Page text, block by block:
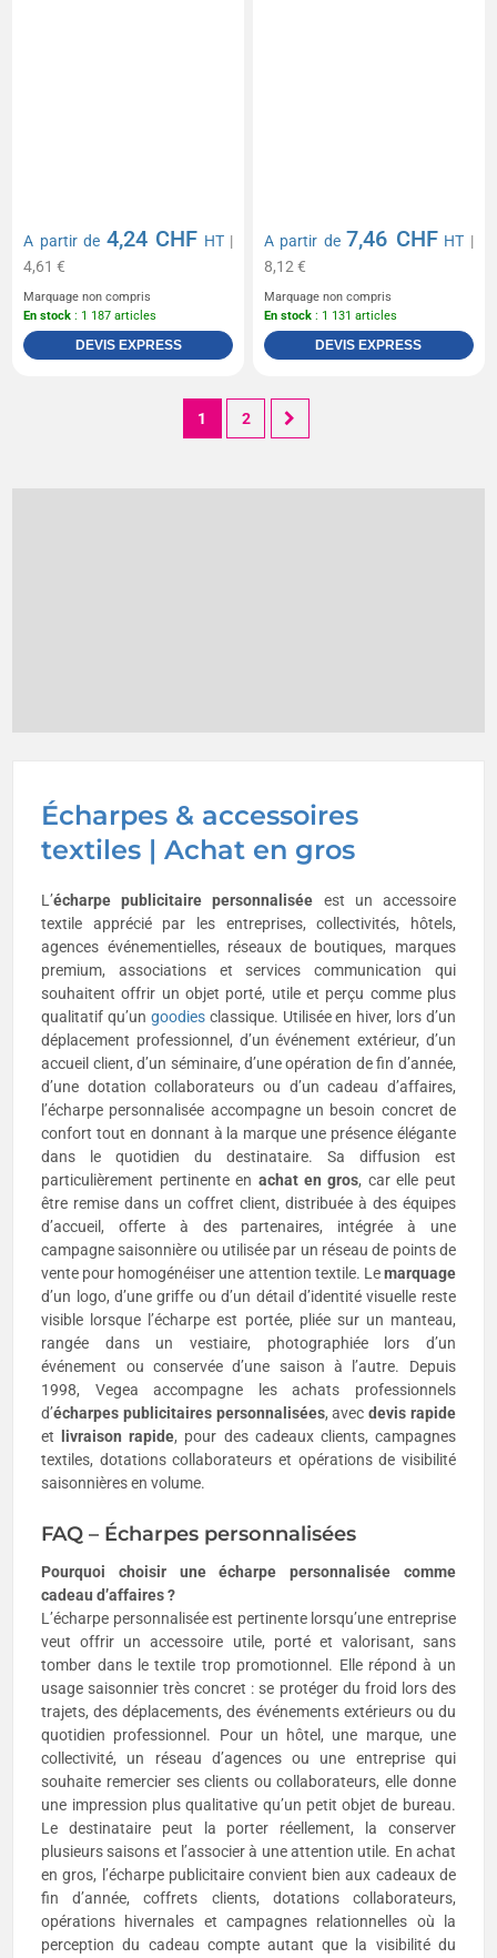
Écharpes & accessoires
textiles | Achat en gros
L’écharpe publicitaire personnalisée est un accessoire
textile apprécié par les entreprises, collectivités, hôtels,
agences événementielles, réseaux de boutiques, marques
premium, associations et services communication qui
souhaitent offrir un objet porté, utile et perçu comme plus
qualitatif qu’un goodiesclassique. Utilisée en hiver, lors d’un
déplacement professionnel, d’un événement extérieur, d’un
accueil client, d’un séminaire, d’une opération de fin d’année,
d’une dotation collaborateurs ou d’un cadeau d’affaires,
l’écharpe personnalisée accompagne un besoin concret de
confort tout en donnant à la marque une présence élégante
dans le quotidien du destinataire. Sa diffusion est
particulièrement pertinente en achat en gros, car elle peut
être remise dans un coffret client, distribuée à des équipes
d’accueil, offerte à des partenaires, intégrée à une
campagne saisonnière ou utilisée par un réseau de points de
vente pour homogénéiser une attention textile. Lemarquage
d’un logo, d’une griffe ou d’un détail d’identité visuelle reste
visible lorsque l’écharpe est portée, pliée sur un manteau,
rangée dans un vestiaire, photographiée lors d’un
événement ou conservée d’une saison à l’autre. Depuis
1998, Vegea accompagne les achats professionnels
d’écharpes publicitaires personnalisées, avecdevis rapide
et
livraison rapide, pour des cadeaux clients, campagnes
textiles, dotations collaborateurs et opérations de visibilité
saisonnières en volume.
FAQ – Écharpes personnalisées
Pourquoi choisir une écharpe personnalisée comme
cadeau d’affaires ?
L’écharpe personnalisée est pertinente lorsqu’une entreprise
veut offrir un accessoire utile, porté et valorisant, sans
tomber dans le textile trop promotionnel. Elle répond à un
usage saisonnier très concret : se protéger du froid lors des
trajets, des déplacements, des événements extérieurs ou du
quotidien professionnel. Pour un hôtel, une marque, une
collectivité, un réseau d’agences ou une entreprise qui
souhaite remercier ses clients ou collaborateurs, elle donne
une impression plus qualitative qu’un petit objet de bureau.
Le destinataire peut la porter réellement, la conserver
plusieurs saisons et l’associer à une attention utile. En achat
en gros, l’écharpe publicitaire convient bien aux cadeaux de
fin d’année, coffrets clients, dotations collaborateurs,
opérations hivernales et campagnes relationnelles où la
perception du cadeau compte autant que la visibilité du
A partir de 4,24 CHF HT|
4,61 €
Marquage non compris
En stock : 1 187 articles
DEVIS EXPRESS
A partir de 7,46 CHF HT |
8,12 €
Marquage non compris
En stock : 1 131 articles
DEVIS EXPRESS
1 2